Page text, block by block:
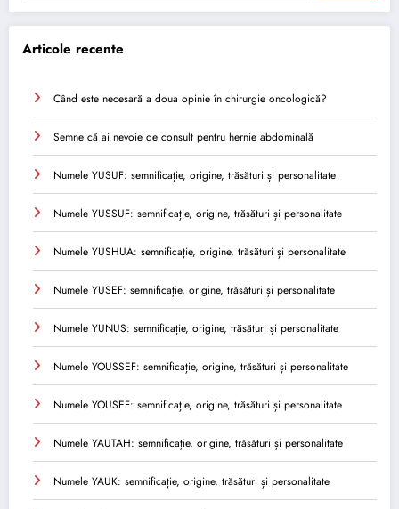
Articole recente
Când este necesară a doua opinie în chirurgie oncologică?
Semne că ai nevoie de consult pentru hernie abdominală
Numele YUSUF: semnificație, origine, trăsături și personalitate
Numele YUSSUF: semnificație, origine, trăsături și personalitate
Numele YUSHUA: semnificație, origine, trăsături și personalitate
Numele YUSEF: semnificație, origine, trăsături și personalitate
Numele YUNUS: semnificație, origine, trăsături și personalitate
Numele YOUSSEF: semnificație, origine, trăsături și personalitate
Numele YOUSEF: semnificație, origine, trăsături și personalitate
Numele YAUTAH: semnificație, origine, trăsături și personalitate
Numele YAUK: semnificație, origine, trăsături și personalitate